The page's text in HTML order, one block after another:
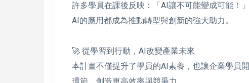
許多學員在課後反映：「AI讓不可能變成可能！
AI的應用都成為推動轉型與創新的強大助力。
🚀 從學習到行動，AI改變產業未來
本計畫不僅提升了學員的AI素養，也讓企業學員